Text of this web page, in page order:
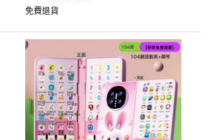
免費退貨